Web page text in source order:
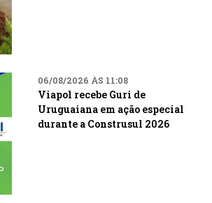
06/08/2026 ÀS 11:08
Viapol recebe Guri de
Uruguaiana em ação especial
durante a Construsul 2026